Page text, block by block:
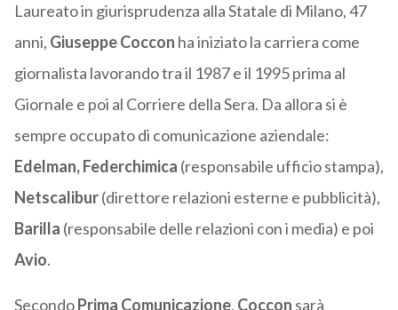
Laureato in giurisprudenza alla Statale di Milano, 47
anni, Giuseppe Coccon ha iniziato la carriera come
giornalista lavorando tra il 1987 e il 1995 prima al
Giornale e poi al Corriere della Sera. Da allora si è
sempre occupato di comunicazione aziendale:
Edelman, Federchimica (responsabile ufficio stampa),
Netscalibur(direttore relazioni esterne e pubblicità),
Barilla (responsabile delle relazioni con i media) e poi
Avio.
SecondoPrima Comunicazione, Coccon sarà